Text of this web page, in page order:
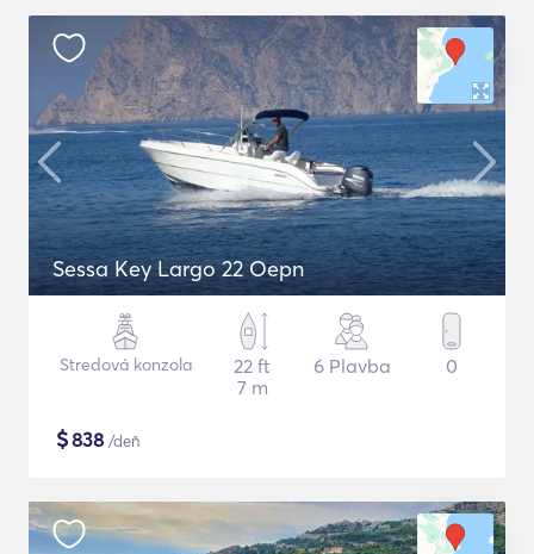
Sessa Key Largo 22 Oepn
Stredová konzola
22 ft
7 m
6 Plavba 0
$838 /deň